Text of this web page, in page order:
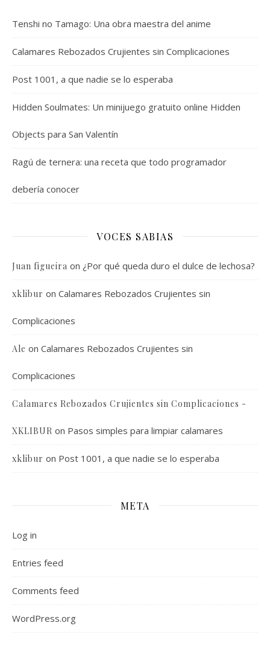
Tenshi no Tamago: Una obra maestra del anime
Calamares Rebozados Crujientes sin Complicaciones
Post 1001, a que nadie se lo esperaba
Hidden Soulmates: Un minijuego gratuito online Hidden
Objects para San Valentín
Ragú de ternera: una receta que todo programador
debería conocer
VOCES SABIAS
Juan figueira on ¿Por qué queda duro el dulce de lechosa?
xklibur on Calamares Rebozados Crujientes sin
Complicaciones
Ale on Calamares Rebozados Crujientes sin
Complicaciones
Calamares Rebozados Crujientes sin Complicaciones -
XKLIBUR on Pasos simples para limpiar calamares
xklibur on Post 1001, a que nadie se lo esperaba
META
Log in
Entries feed
Comments feed
WordPress.org